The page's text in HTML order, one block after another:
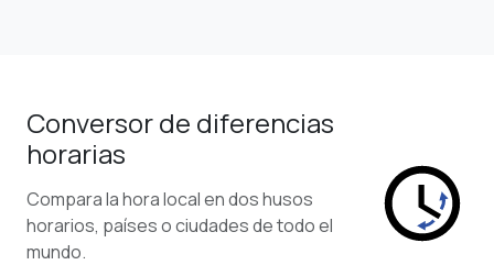
Conversor de diferencias
horarias
Compara la hora local en dos husos
horarios, países o ciudades de todo el
mundo.